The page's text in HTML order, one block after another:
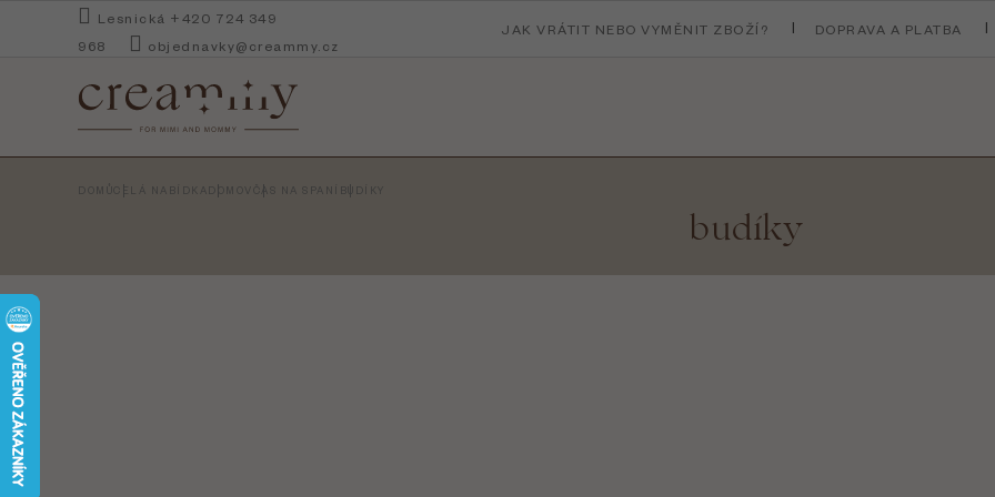
Lesnická +420 724 349
968
objednavky@creammy.cz
JAK VRÁTIT NEBO VYMĚNIT ZBOŽÍ? DOPRAVA A PLATBA
DOMŮCELÁ NABÍDKA DOMOVČAS NA SPANÍ BUDÍKY
budíky